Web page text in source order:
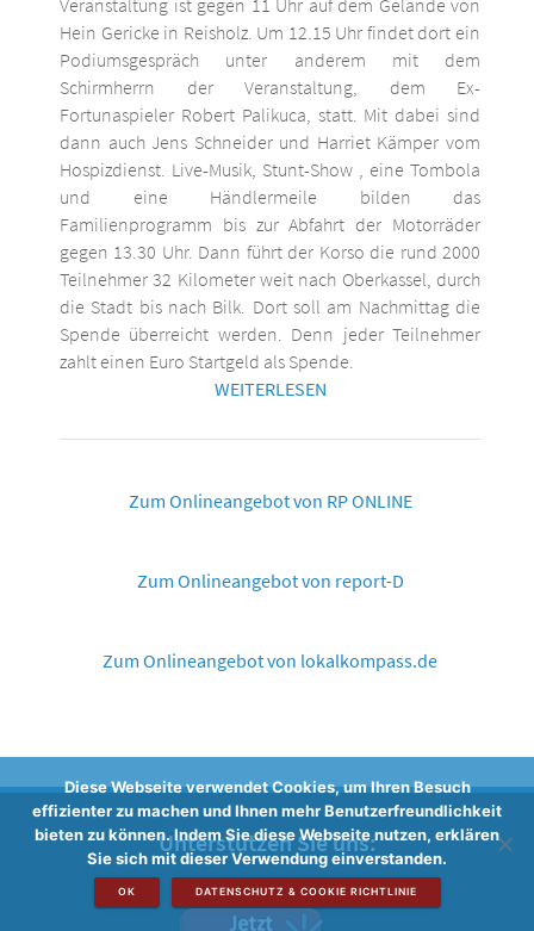
Hein Gericke in Reisholz. Um 12.15 Uhr findet dort ein
Podiumsgespräch unter anderem mit dem
Schirmherrn der Veranstaltung, dem Ex-
Fortunaspieler Robert Palikuca, statt. Mit dabei sind
dann auch Jens Schneider und Harriet Kämper vom
Hospizdienst. Live-Musik, Stunt-Show , eine Tombola
und eine Händlermeile bilden das
Familienprogramm bis zur Abfahrt der Motorräder
gegen 13.30 Uhr. Dann führt der Korso die rund 2000
Teilnehmer 32 Kilometer weit nach Oberkassel, durch
die Stadt bis nach Bilk. Dort soll am Nachmittag die
Spende überreicht werden. Denn jeder Teilnehmer
zahlt einen Euro Startgeld als Spende.
WEITERLESEN
Zum Onlineangebot von RP ONLINE
Zum Onlineangebot von report-D
Zum Onlineangebot von lokalkompass.de
Unterstützen Sie uns:
Diese Webseite verwendet Cookies, um Ihren Besuch
effizienter zu machen und Ihnen mehr Benutzerfreundlichkeit
bieten zu können. Indem Sie diese Webseite nutzen, erklären
Sie sich mit dieser Verwendung einverstanden.
OK DATENSCHUTZ & COOKIE RICHTLINIE